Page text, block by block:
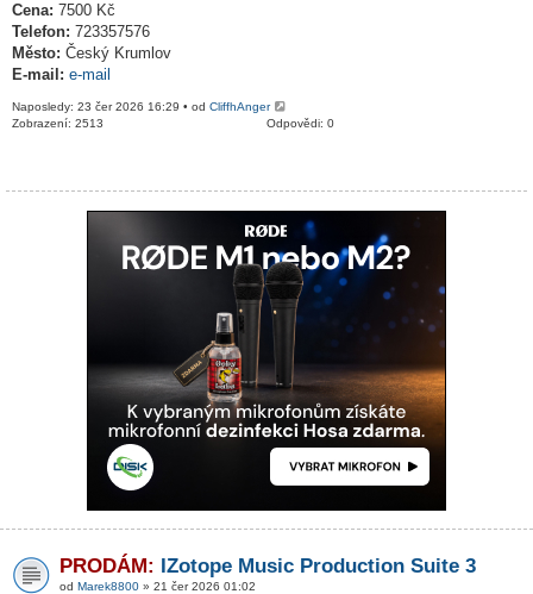
Cena: 7500 Kč
Telefon: 723357576
Město: Český Krumlov
E-mail: e-mail
Naposledy: 23 čer 2026 16:29 • od CliffhAnger
Odpovědi: 0
Zobrazení: 2513
PRODÁM: IZotope Music Production Suite 3
od Marek8800 » 21 čer 2026 01:02